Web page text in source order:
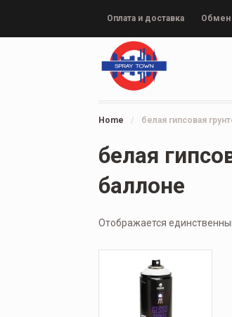
Оплата и доставка Обмен
Home / белая гипсовая
белая
баллоне
Отображается